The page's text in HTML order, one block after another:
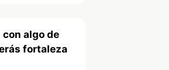
algo de
fortaleza